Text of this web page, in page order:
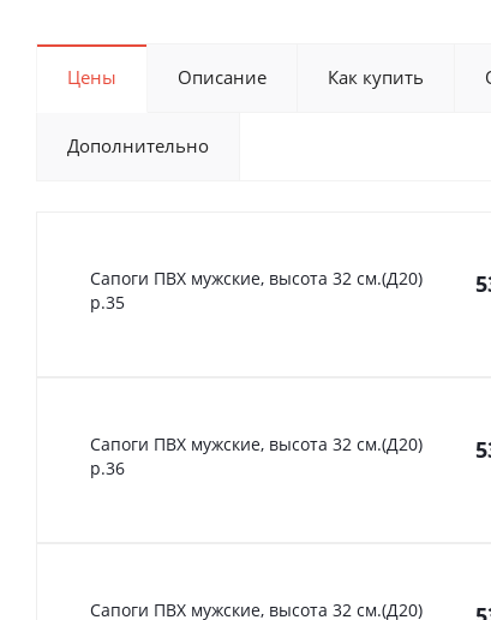
Цены Описание Как купить
Дополнительно
Сапоги ПВХ мужские, высота 32 см.(Д20)
р.35
Сапоги ПВХ мужские, высота 32 см.(Д20)
р.36
Сапоги ПВХ мужские, высота 32 см.(Д20)